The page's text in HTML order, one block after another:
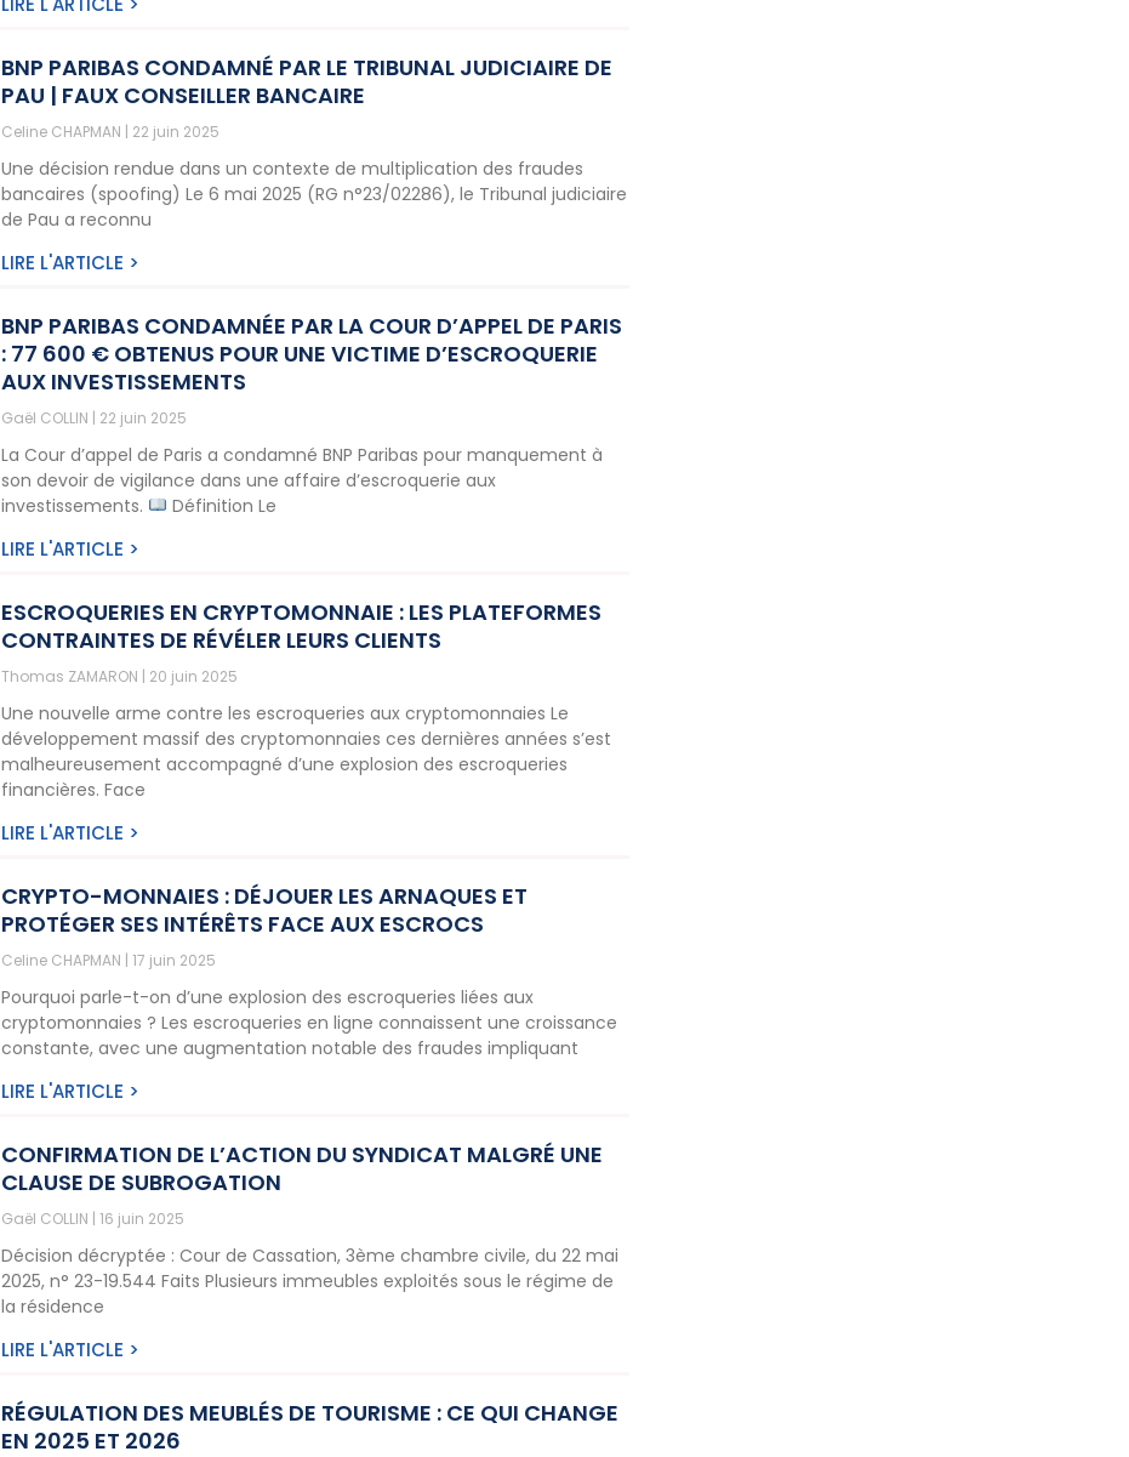
BNP PARIBAS CONDAMNÉ PAR LE TRIBUNAL JUDICIAIRE DE
PAU | FAUX CONSEILLER BANCAIRE
Celine CHAPMAN 22 juin 2025
Une décision rendue dans un contexte de multiplication des fraudes
bancaires (spoofing) Le 6 mai 2025 (RG n°23/02286), le Tribunal judiciaire
de Pau a reconnu
LIRE L'ARTICLE >
BNP PARIBAS CONDAMNÉE PAR LA COUR D’APPEL DE PARIS
: 77 600 € OBTENUS POUR UNE VICTIME D’ESCROQUERIE
AUX INVESTISSEMENTS
Gaël COLLIN 22 juin 2025
La Cour d’appel de Paris a condamné BNP Paribas pour manquement à
son devoir de vigilance dans une affaire d’escroquerie aux
investissements.
Définition Le
LIRE L'ARTICLE >
ESCROQUERIES EN CRYPTOMONNAIE : LES PLATEFORMES
CONTRAINTES DE RÉVÉLER LEURS CLIENTS
Thomas ZAMARON 20 juin 2025
Une nouvelle arme contre les escroqueries aux cryptomonnaies Le
développement massif des cryptomonnaies ces dernières années s’est
malheureusement accompagné d’une explosion des escroqueries
financières. Face
LIRE L'ARTICLE >
CRYPTO-MONNAIES : DÉJOUER LES ARNAQUES ET
PROTÉGER SES INTÉRÊTS FACE AUX ESCROCS
Celine CHAPMAN 17 juin 2025
Pourquoi parle-t-on d’une explosion des escroqueries liées aux
cryptomonnaies ? Les escroqueries en ligne connaissent une croissance
constante, avec une augmentation notable des fraudes impliquant
LIRE L'ARTICLE >
CONFIRMATION DE L’ACTION DU SYNDICAT MALGRÉ UNE
CLAUSE DE SUBROGATION
Gaël COLLIN 16 juin 2025
Décision décryptée : Cour de Cassation, 3ème chambre civile, du 22 mai
2025, n° 23-19.544 Faits Plusieurs immeubles exploités sous le régime de
la résidence
LIRE L'ARTICLE >
RÉGULATION DES MEUBLÉS DE TOURISME : CE QUI CHANGE
EN 2025 ET 2026